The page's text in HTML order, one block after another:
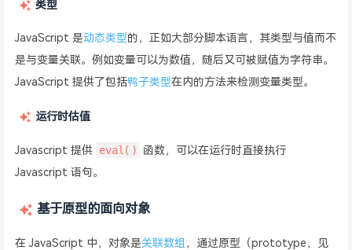
类型
JavaScript 是动态类型的，正如大部分脚本语言，其类型与值而不
是与变量关联。例如变量可以为数值，随后又可被赋值为字符串。
JavaScript 提供了包括鸭子类型在内的方法来检测变量类型。
运行时估值
Javascript 提供 eval()
函数，可以在运行时直接执行
Javascript 语句。
基于原型的面向对象
在 JavaScript 中，对象是关联数组 ，通过原型（prototype，见